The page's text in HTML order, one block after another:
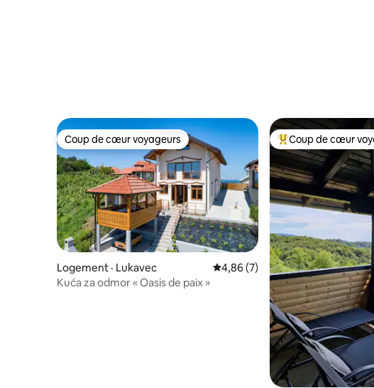
Coup de cœur voyageurs
Coup de cœur voyageurs
Logement · Lukavec Note moyenne de 4,86 sur 5, 7
4,86 (7)
Kuća za odmor « Oasis de paix »
Coup de cœur
Coup de cœur